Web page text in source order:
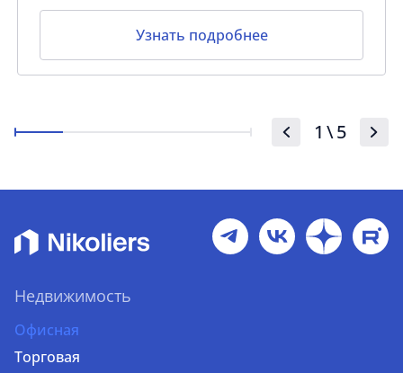
Узнать подробнее
1 \5
Недвижимость
Офисная
Торговая